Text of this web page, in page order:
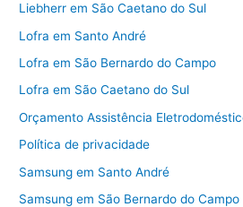
Liebherr em São Caetano do Sul
Lofra em Santo André
Lofra em São Bernardo do Campo
Lofra em São Caetano do Sul
Orçamento Assistência
Política de privacidade
Samsung em Santo André
Samsung em São Bernardo do Campo